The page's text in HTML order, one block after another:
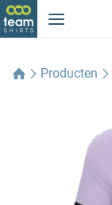
Producten